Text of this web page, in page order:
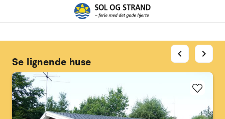
Se lignende huse
chevron_left chevron_right